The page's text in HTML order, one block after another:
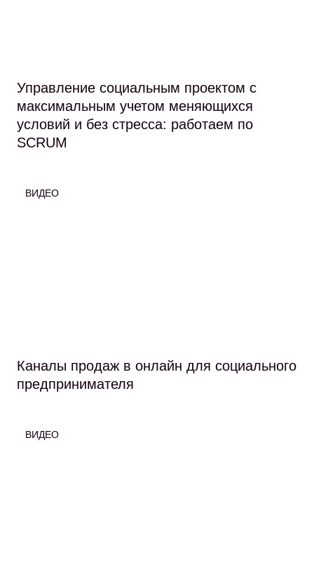
Управление социальным проектом с
максимальным учетом меняющихся
условий и без стресса: работаем по
SCRUM
ВИДЕО
Каналы продаж в онлайн для социального
предпринимателя
ВИДЕО